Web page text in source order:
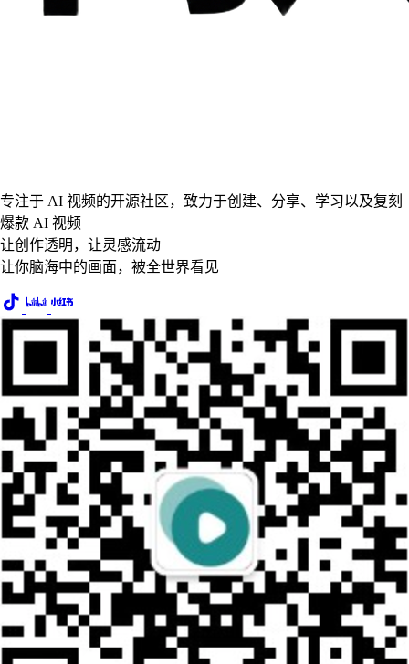
专注于 AI 视频的开源社区，致力于创建、分享、学习以及复刻
爆款 AI 视频
让创作透明，让灵感流动
让你脑海中的画面，被全世界看见